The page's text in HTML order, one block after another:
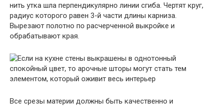
нить утка шла перпендикулярно линии сгиба. Чертят круг,
радиус которого равен 3-й части длины карниза.
Вырезают полотно по расчерченной выкройке и
обрабатывают края.
Все срезы материи должны быть качественно и